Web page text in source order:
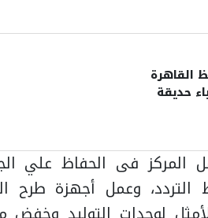
القاهرة
حديقة
المركز فى الحفاظ علي
وعمل أجهزة طرح